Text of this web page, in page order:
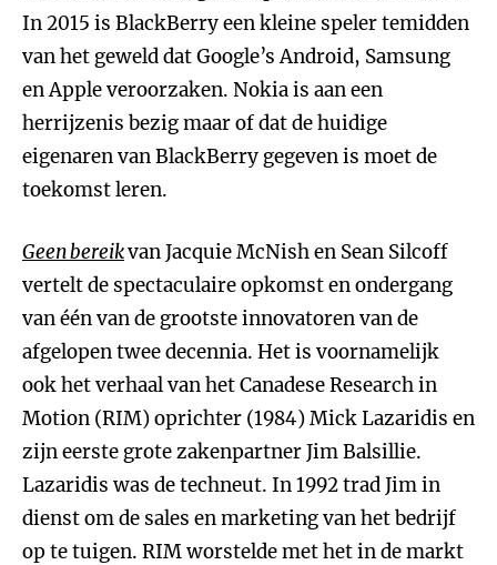
In 2015 is BlackBerry een kleine speler temidden
van het geweld dat Google’s Android, Samsung
en Apple veroorzaken. Nokia is aan een
herrijzenis bezig maar of dat de huidige
eigenaren van BlackBerry gegeven is moet de
toekomst leren.
Geen bereikvan Jacquie McNish en Sean Silcoff
vertelt de spectaculaire opkomst en ondergang
van één van de grootste innovatoren van de
afgelopen twee decennia. Het is voornamelijk
ook het verhaal van het Canadese Research in
Motion (RIM) oprichter (1984) Mick Lazaridis en
zijn eerste grote zakenpartner Jim Balsillie.
Lazaridis was de techneut. In 1992 trad Jim in
dienst om de sales en marketing van het bedrijf
op te tuigen. RIM worstelde met het in de markt